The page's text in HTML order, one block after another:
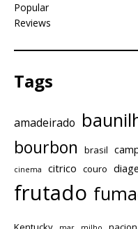
Popular
Reviews
Tags
amadeirado
bourbon brasil
cinema citrico couro
frutado